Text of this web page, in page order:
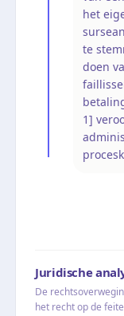
het
te
doen
1]
Juridische
De
het recht op de